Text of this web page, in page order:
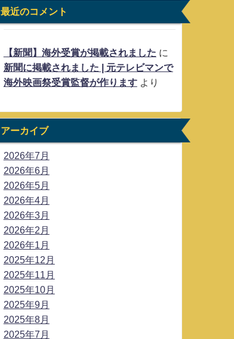
最近のコメント
【新聞】海外受賞が掲載されました に
新聞に掲載されました | 元テレビマンで
海外映画祭受賞監督が作りますより
アーカイブ
2026年7月
2026年6月
2026年5月
2026年4月
2026年3月
2026年2月
2026年1月
2025年12月
2025年11月
2025年10月
2025年9月
2025年8月
2025年7月